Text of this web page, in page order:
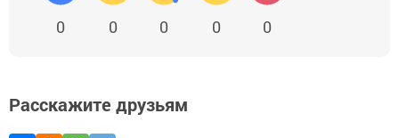
0 0 0 0 0
Расскажите друзьям